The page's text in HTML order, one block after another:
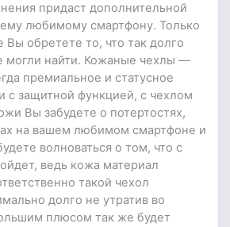
придаст дополнительной
любимому смартфону. Только
Вы обретете то, что так долго
могли найти. Кожаные чехлы —
премиальное и статусное
с защитной функцией, с чехлом
Вы забудете о потертостях,
на вашем любимом смартфоне и
волноваться о том, что с
ведь кожа материал
такой чехол
долго не утратив во
плюсом так же будет